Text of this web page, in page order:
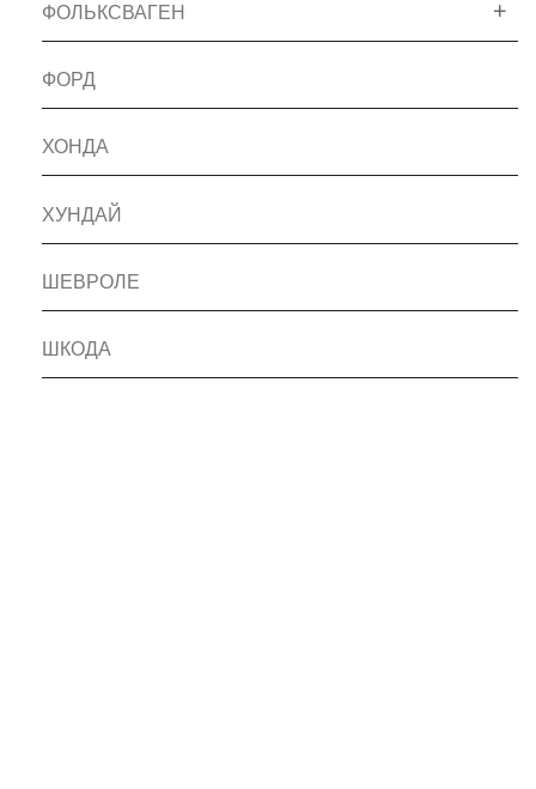
ФОЛЬКСВАГЕН
ФОРД
ХОНДА
ХУНДАЙ
ШЕВРОЛЕ
ШКОДА